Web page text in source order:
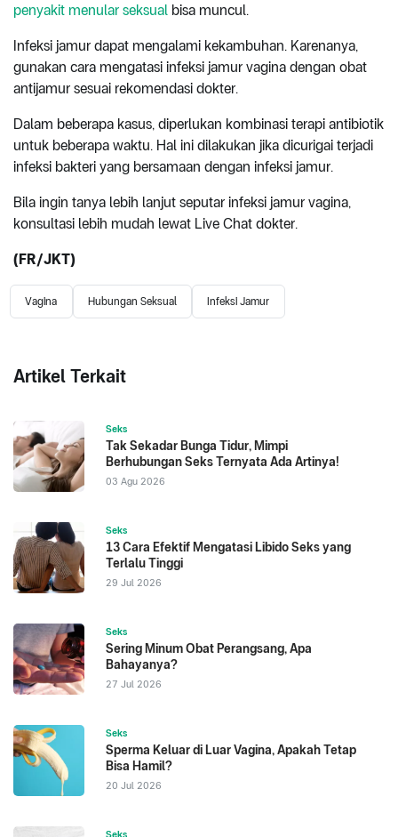
penyakit menular seksual bisa muncul.
Infeksi jamur dapat mengalami kekambuhan. Karenanya,
gunakan cara mengatasi infeksi jamur vagina dengan obat
antijamur sesuai rekomendasi dokter.
Dalam beberapa kasus, diperlukan kombinasi terapi antibiotik
untuk beberapa waktu. Hal ini dilakukan jika dicurigai terjadi
infeksi bakteri yang bersamaan dengan infeksi jamur.
Bila ingin tanya lebih lanjut seputar infeksi jamur vagina,
konsultasi lebih mudah lewat Live Chat dokter.
(FR/JKT)
Vagina Hubungan Seksual Infeksi Jamur
Artikel Terkait
Seks
Tak Sekadar Bunga Tidur, Mimpi
Berhubungan Seks Ternyata Ada Artinya!
03 Agu 2026
Seks
13 Cara Efektif Mengatasi Libido Seks yang
Terlalu Tinggi
29 Jul 2026
Seks
Sering Minum Obat Perangsang, Apa
Bahayanya?
27 Jul 2026
Seks
Sperma Keluar di Luar Vagina, Apakah Tetap
Bisa Hamil?
20 Jul 2026
Seks